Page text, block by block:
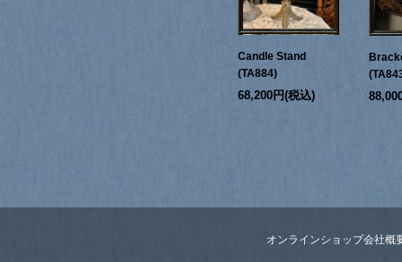
Candle Stand
(TA884)
68,200円(税込)
オンラインショップ会社概